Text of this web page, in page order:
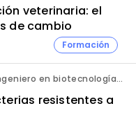
veterinaria: el
de cambio
Formación
Luis Enrique Martínez Brito. Ingeniero en biotecnología, México.
resistentes a